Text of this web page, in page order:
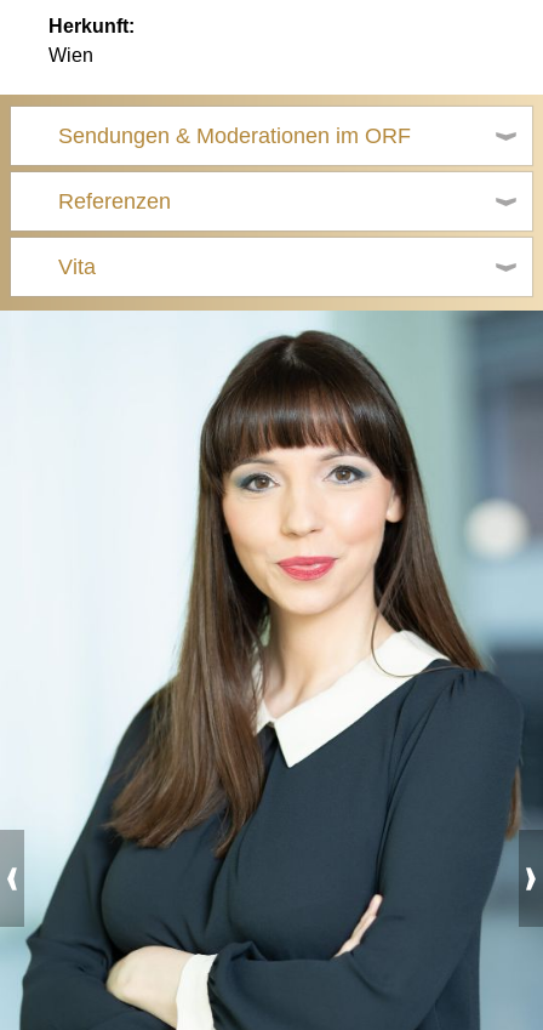
Herkunft:
Wien
Sendungen & Moderationen im ORF
Referenzen
Vita